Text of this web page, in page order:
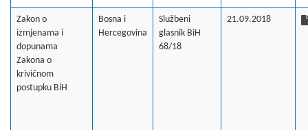
Zakon o
izmjenama i
dopunama
Zakona o
krivičnom
postupku BiH
Bosna i
Hercegovina
Službeni
glasnik BiH
68/18
21.09.2018